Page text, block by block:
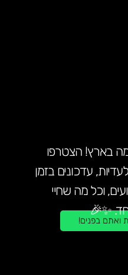
ואתם בפנים!
בארץ! הצטרפו
עדכונים בזמן
וכל מה שחיי
✨🎉